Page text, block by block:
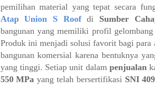
pemilihan material yang tepat secara
Atap Union S Roofdi Sumber
bangunan yang memiliki profil
Produk ini menjadi solusi favorit bagi para
bangunan komersial karena bentuknya
yang tinggi. Setiap unit dalam penjualan
550 MPa yang telah bersertifikasi SNI